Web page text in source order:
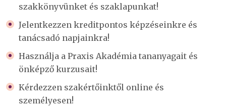
szakkönyvünket és szaklapunkat!
Jelentkezzen kreditpontos képzéseinkre és
tanácsadó napjainkra!
Használja a Praxis Akadémia tananyagait és
önképző kurzusait!
Kérdezzen szakértőinktől online és
személyesen!